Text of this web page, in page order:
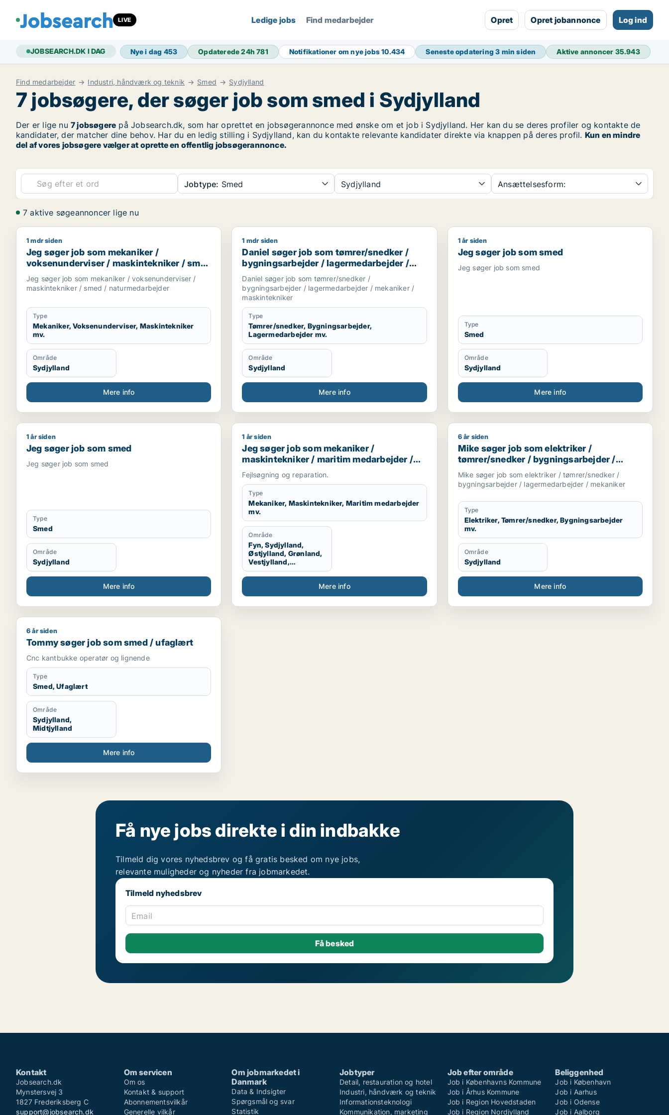
LIVE Ledige jobs Find medarbejder Opret Opret jobannonce Log ind
JOBSEARCH.DK I DAG Nye i dag 453 Opdaterede 24h781 Notifikationer om nye jobs10.434 Seneste opdatering3 min siden Aktive annoncer 35.943
Find medarbejder Industri, håndværk og teknik Smed Sydjylland
7 jobsøgere, der søger job som smed i Sydjylland
Der er lige nu 7 jobsøgere på Jobsearch.dk, som har oprettet en jobsøgerannonce med ønske om et job i Sydjylland. Her kan du se deres profiler og kontakte de
kandidater, der matcher dine behov. Har du en ledig stilling i Sydjylland, kan du kontakte relevante kandidater direkte via knappen på deres profil. Kun en mindre
del af vores jobsøgere vælger at oprette en offentlig jobsøgerannonce.
Jobtype: Smed Sydjylland Ansættelsesform:
7 aktive søgeannoncer lige nu
Jeg søger job som mekaniker / voksenunderviser / maskintekniker / smed / naturmedarbejder
1 mdr siden
Jeg søger job som mekaniker /
voksenunderviser / maskintekniker / smed
/ naturmedarbejder
Jeg søger job som mekaniker / voksenunderviser /
maskintekniker / smed / naturmedarbejder
Type
Mekaniker, Voksenunderviser, Maskintekniker
mv.
Område
Sydjylland
Mere info
Daniel søger job som tømrer/snedker / bygningsarbejder / lagermedarbejder / mekaniker / maskintekniker
1 mdr siden
Daniel søger job som tømrer/snedker /
bygningsarbejder / lagermedarbejder /
mekaniker / maskintekniker
Daniel søger job som tømrer/snedker /
bygningsarbejder / lagermedarbejder / mekaniker /
maskintekniker
Type
Tømrer/snedker, Bygningsarbejder,
Lagermedarbejder mv.
Område
Sydjylland
Mere info
Jeg søger job som smed
1 år siden
Jeg søger job som smed
Jeg søger job som smed
Type
Smed
Område
Sydjylland
Mere info
Jeg søger job som smed
1 år siden
Jeg søger job som smed
Jeg søger job som smed
Type
Smed
Område
Sydjylland
Mere info
Jeg søger job som mekaniker / maskintekniker / maritim medarbejder / smed / naturmedarbejder
1 år siden
Jeg søger job som mekaniker /
maskintekniker / maritim medarbejder /
smed / naturmedarbejder
Fejlsøgning og reparation.
Type
Mekaniker, Maskintekniker, Maritim medarbejder
mv.
Område
Fyn, Sydjylland,
Østjylland, Grønland,
Vestjylland,
Midtjylland
Mere info
Mike søger job som elektriker / tømrer/snedker /
6 år siden
Mike søger job som elektriker /
tømrer/snedker / bygningsarbejder /
lagermedarbejder / mekaniker
Mike søger job som elektriker / tømrer/snedker /
bygningsarbejder / lagermedarbejder / mekaniker
Type
Elektriker, Tømrer/snedker, Bygningsarbejder
mv.
Område
Sydjylland
Mere info
Tommy søger job som smed / ufaglært
6 år siden
Tommy søger job som smed / ufaglært
Cnc kantbukke operatør og lignende
Type
Smed, Ufaglært
Område
Sydjylland,
Midtjylland
Mere info
Få nye jobs direkte i din indbakke
Tilmeld dig vores nyhedsbrev og få gratis besked om nye jobs,
relevante muligheder og nyheder fra jobmarkedet.
Tilmeld nyhedsbrev
Email
Kontakt
Jobsearch.dk
Mynstersvej 3
1827 Frederiksberg C
support@jobsearch.dk
Om servicen
Om os
Kontakt & support
Abonnementsvilkår
Generelle vilkår
Om jobmarkedet i
Danmark
Data & Indsigter
Spørgsmål og svar
Statistik
Jobtyper
Detail, restauration og hotel
Industri, håndværk og teknik
Informationsteknologi
Kommunikation, marketing
Job efter område
Job i Københavns Kommune
Job i Århus Kommune
Job i Region Hovedstaden
Job i Region Nordjylland
Beliggenhed
Job i København
Job i Aarhus
Job i Odense
Job i Aalborg